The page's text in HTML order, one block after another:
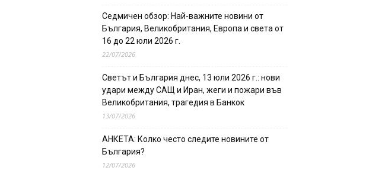
Седмичен обзор: Най-важните новини от
България, Великобритания, Европа и света от
16 до 22 юли 2026 г.
22/07/2026
Светът и България днес, 13 юли 2026 г.: нови
удари между САЩ и Иран, жеги и пожари във
Великобритания, трагедия в Банкок
13/07/2026
АНКЕТА: Колко често следите новините от
България?
12/07/2026